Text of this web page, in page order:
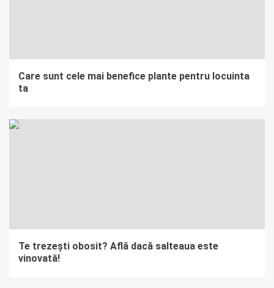
Care sunt cele mai benefice plante pentru locuinta
ta
Te trezești obosit? Află dacă salteaua este
vinovată!